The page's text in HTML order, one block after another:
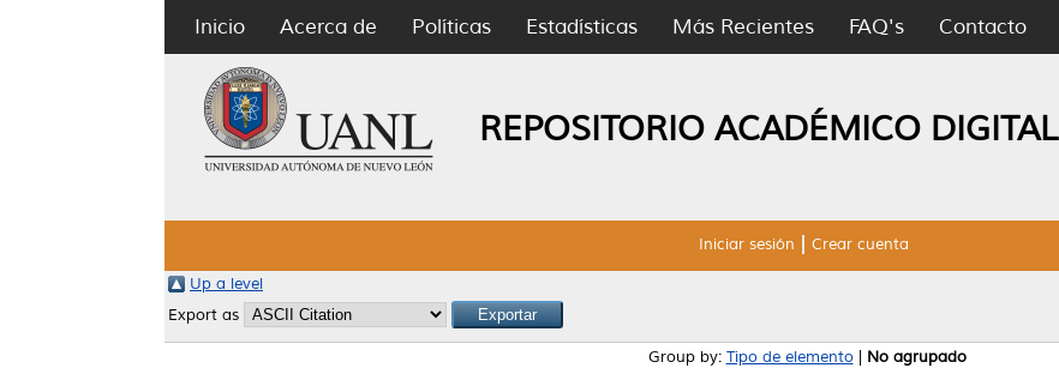
Inicio Acerca de Políticas Estadísticas Más Recientes FAQ's Contacto
REPOSITORIO ACADÉMICO DIGITAL
Iniciar sesión Crear cuenta
Up a level
Export as
Group by: Tipo de elemento| No agrupado